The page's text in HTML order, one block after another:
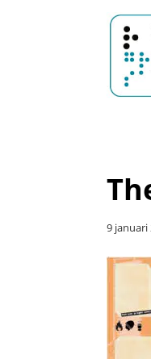
9 januari